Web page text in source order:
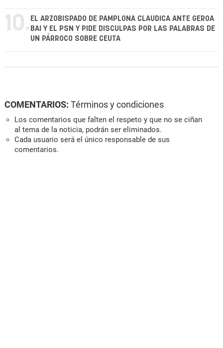
10. EL ARZOBISPADO DE PAMPLONA CLAUDICA ANTE GEROA
BAI Y EL PSN Y PIDE DISCULPAS POR LAS PALABRAS DE
UN PÁRROCO SOBRE CEUTA
COMENTARIOS: Términos y condiciones
Los comentarios que falten el respeto y que no se ciñan
al tema de la noticia, podrán ser eliminados.
Cada usuario será el único responsable de sus
comentarios.